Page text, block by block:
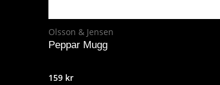
Olsson & Jensen
Peppar Mugg
159 kr